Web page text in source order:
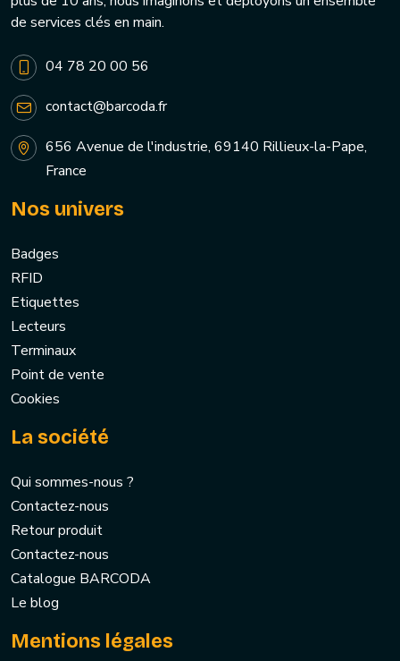
de services clés en main.
04 78 20 00 56
contact@barcoda.fr
656 Avenue de l'industrie, 69140 Rillieux-la-Pape,
France
Nos univers
Badges
RFID
Etiquettes
Lecteurs
Terminaux
Point de vente
Cookies
La société
Qui sommes-nous ?
Contactez-nous
Retour produit
Contactez-nous
Catalogue BARCODA
Le blog
Mentions légales